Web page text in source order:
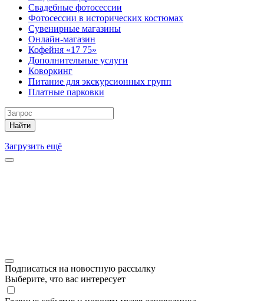
Свадебные фотосессии
Фотосессии в исторических костюмах
Сувенирные магазины
Онлайн-магазин
Кофейня «17 75»
Дополнительные услуги
Коворкинг
Питание для экскурсионных групп
Платные парковки
Найти
Загрузить ещё
Подписаться на новостную рассылку
Выберите, что вас интересует